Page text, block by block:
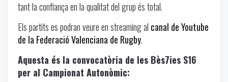
tant la confiança en la qualitat del grup és total.
Els partits es podran veure en streaming al canal de Youtube
de la Federació Valenciana de Rugby.
Aquesta és la convocatòria de les Bès7ies S16
per al Campionat Autonòmic: